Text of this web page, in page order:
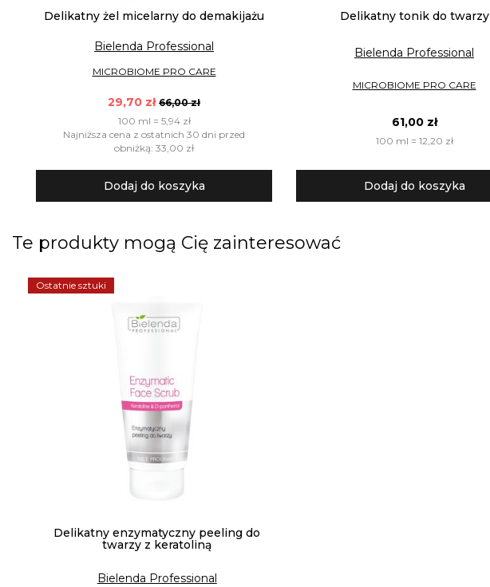
Delikatny żel micelarny do demakijażu
Bielenda Professional
MICROBIOME PRO CARE
29,70 zł 66,00 zł
100 ml = 5,94 zł
Najniższa cena z ostatnich 30 dni przed
obniżką: 33,00 zł
Dodaj do koszyka
Delikatny tonik do twarzy
Bielenda Professional
MICROBIOME PRO CARE
61,00 zł
100 ml = 12,20 zł
Dodaj do koszyka
Te produkty mogą Cię zainteresować
Ostatnie sztuki
Delikatny enzymatyczny peeling do
twarzy z keratoliną
Bielenda Professional